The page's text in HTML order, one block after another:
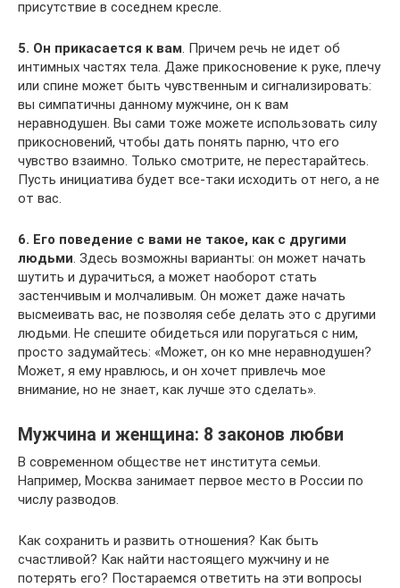
присутствие в соседнем кресле.
5. Он прикасается к вам. Причем речь не идет об
интимных частях тела. Даже прикосновение к руке, плечу
или спине может быть чувственным и сигнализировать:
вы симпатичны данному мужчине, он к вам
неравнодушен. Вы сами тоже можете использовать силу
прикосновений, чтобы дать понять парню, что его
чувство взаимно. Только смотрите, не перестарайтесь.
Пусть инициатива будет все-таки исходить от него, а не
от вас.
6. Его поведение с вами не такое, как с другими
людьми. Здесь возможны варианты: он может начать
шутить и дурачиться, а может наоборот стать
застенчивым и молчаливым. Он может даже начать
высмеивать вас, не позволяя себе делать это с другими
людьми. Не спешите обидеться или поругаться с ним,
просто задумайтесь: «Может, он ко мне неравнодушен?
Может, я ему нравлюсь, и он хочет привлечь мое
внимание, но не знает, как лучше это сделать».
Мужчина и женщина: 8 законов любви
В современном обществе нет института семьи.
Например, Москва занимает первое место в России по
числу разводов.
Как сохранить и развить отношения? Как быть
счастливой? Как найти настоящего мужчину и не
потерять его? Постараемся ответить на эти вопросы